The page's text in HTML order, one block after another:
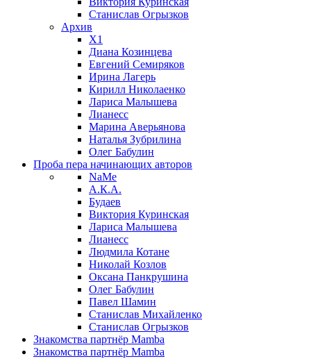
Станислав Огрызков
Архив
X1
Диана Козинцева
Евгений Семиряков
Ирина Лагерь
Кирилл Николаенко
Лариса Малышева
Лианесс
Марина Аверьянова
Наталья Зубрилина
Олег Бабулин
Проба пера начинающих авторов
NaMe
А.К.А.
Будаев
Виктория Куринская
Лариса Малышева
Лианесс
Людмила Котане
Николай Козлов
Оксана Панкрушина
Олег Бабулин
Павел Шамин
Станислав Михайленко
Станислав Огрызков
Знакомства партнёр Mamba
Знакомства партнёр Mamba